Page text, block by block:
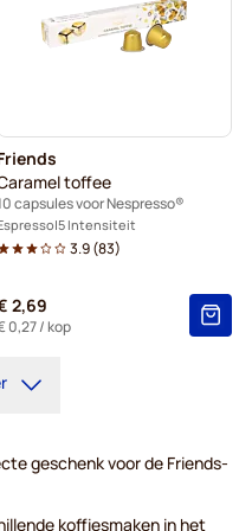
toffee
capsules voor Nespresso®
5 Intensiteit
3.9(83)
2,69
0,27/ kop
geschenk voor de Friends-
koffiesmaken in het